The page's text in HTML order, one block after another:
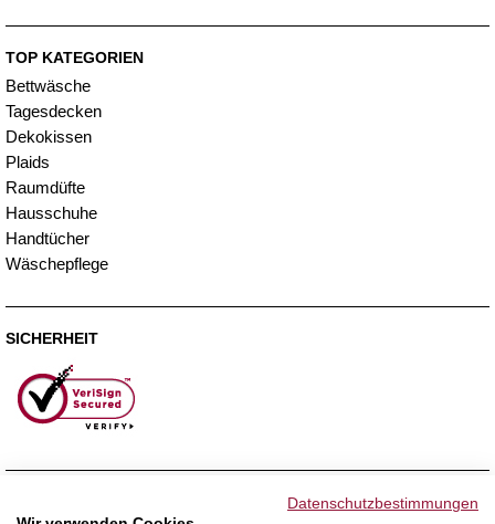
TOP KATEGORIEN
Bettwäsche
Tagesdecken
Dekokissen
Plaids
Raumdüfte
Hausschuhe
Handtücher
Wäschepflege
SICHERHEIT
Datenschutzbestimmungen